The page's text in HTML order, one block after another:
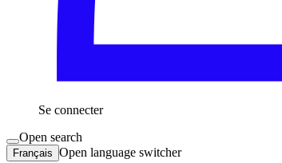
Se connecter
Open search
Français Open language switcher